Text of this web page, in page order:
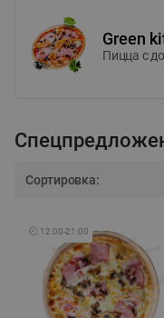
Green
Пицца c
Сортировка:
🕘 12:00-21:00